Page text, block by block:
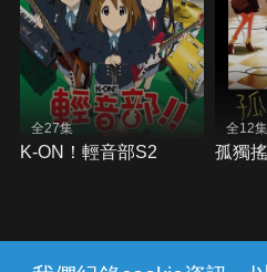
全27集
K-ON！輕音部S2
全12集
孤獨搖